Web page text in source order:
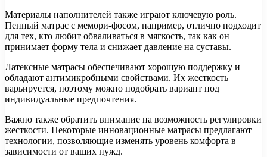
Материалы наполнителей также играют ключевую роль.
Пенный матрас с мемори-фосом, например, отлично подходит
для тех, кто любит обваливаться в мягкость, так как он
принимает форму тела и снижает давление на суставы.
Латексные матрасы обеспечивают хорошую поддержку и
обладают антимикробными свойствами. Их жесткость
варьируется, поэтому можно подобрать вариант под
индивидуальные предпочтения.
Важно также обратить внимание на возможность регулировки
жесткости. Некоторые инновационные матрасы предлагают
технологии, позволяющие изменять уровень комфорта в
зависимости от ваших нужд.